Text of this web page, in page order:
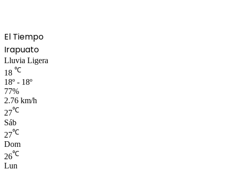
El Tiempo
Irapuato
Lluvia Ligera
18 ℃
18º - 18º
77%
2.76 km/h
27℃
Sáb
27℃
Dom
26℃
Lun